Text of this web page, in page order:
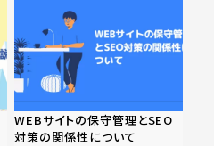
WEBサイトの保守管理とSEO
対策の関係性について